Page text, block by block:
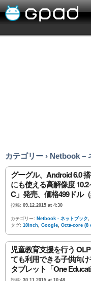
カテゴリー › Netbook –
グーグル、Android 6.0
にも使える高解像度
C」発売、価格499ドル
投稿: 09.12.2015 at 4:30
カテゴリー: Netbook - ネットブック,
タグ: 10inch, Google, Octa-core (8
児童教育支援を行う
ても利用できる子供向
タブレット「One
投稿: 30.11.2015 at 10:48